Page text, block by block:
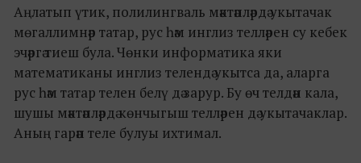
Аңлатып үтик, полилингваль мәктәпләрдә укытачак
мөгаллимнәр татар, рус һәм инглиз телләрен су кебек
эчәргә тиеш була. Чөнки информатика яки
математиканы инглиз телендә укытса да, аларга
рус һәм татар телен белү дә зарур. Бу өч телдән кала,
шушы мәктәпләрдә көнчыгыш телләрен дә укытачаклар.
Аның гарәп теле булуы ихтимал.